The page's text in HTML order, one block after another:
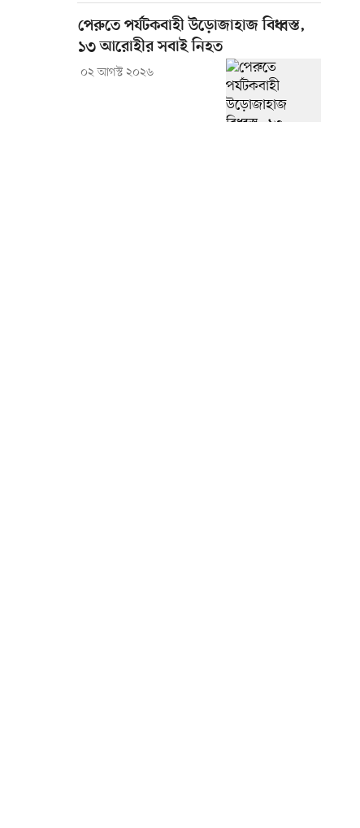
পেরুতে পর্যটকবাহী উড়োজাহাজ বিধ্বস্ত,
১৩ আরোহীর সবাই নিহত
০২ আগস্ট ২০২৬